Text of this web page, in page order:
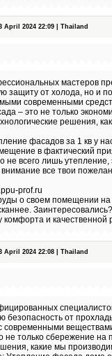
April 2024 22:09 | Thailand
мастеров
защиту от холода, но и
современными
– это не только
решения,
фасадов за 1 кв у
в фактический
всего лишь утепление,
все твои
prof.ru
о своем помещении
комфорта и качественной
April 2024 22:08 | Thailand
безопасность от
современными
не только сбережение
какие мы